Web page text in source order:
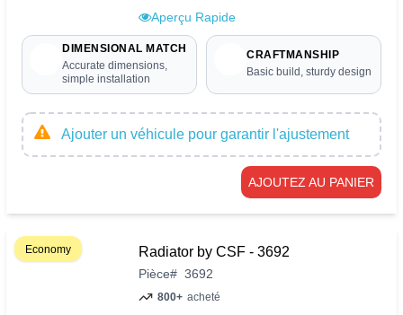
Aperçu Rapide
DIMENSIONAL MATCH
Accurate dimensions,
simple installation
CRAFTMANSHIP
Basic build, sturdy design
Ajouter un véhicule pour garantir l'ajustement
AJOUTEZ AU PANIER
Economy Radiator by CSF - 3692
Pièce# 3692
800+ acheté